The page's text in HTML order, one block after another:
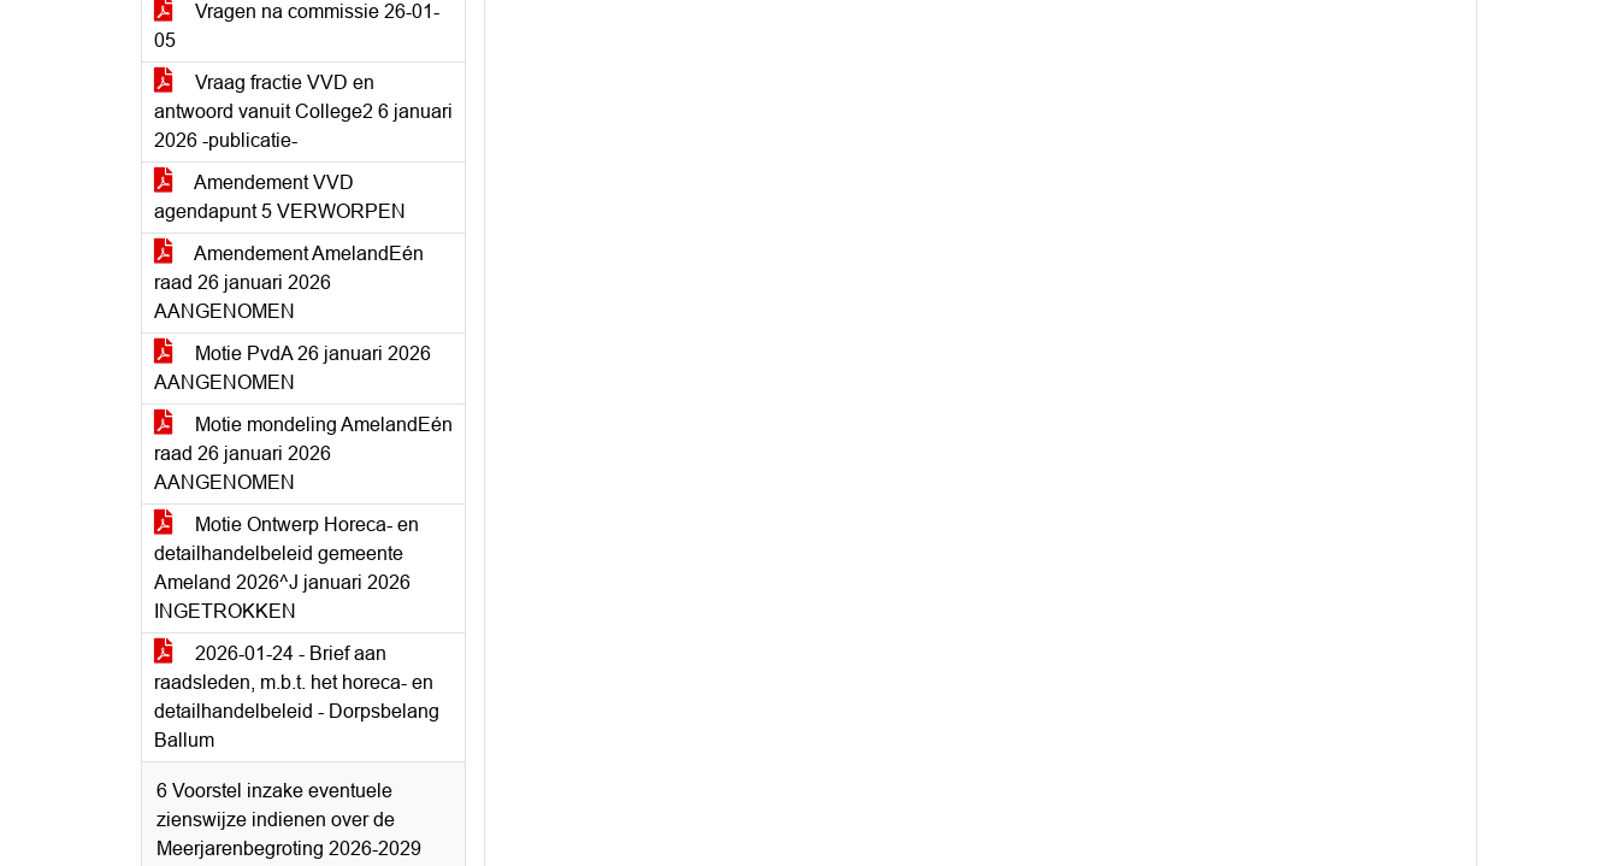
Vragen na commissie 26-01-
05
Vraag fractie VVD en
antwoord vanuit College2 6 januari
2026 -publicatie-
Amendement VVD
agendapunt 5 VERWORPEN
Amendement AmelandEén
raad 26 januari 2026
AANGENOMEN
Motie PvdA 26 januari 2026
AANGENOMEN
Motie mondeling AmelandEén
raad 26 januari 2026
AANGENOMEN
Motie Ontwerp Horeca- en
detailhandelbeleid gemeente
Ameland 2026^J januari 2026
INGETROKKEN
2026-01-24 - Brief aan
raadsleden, m.b.t. het horeca- en
detailhandelbeleid - Dorpsbelang
Ballum
6 Voorstel inzake eventuele
zienswijze indienen over de
Meerjarenbegroting 2026-2029